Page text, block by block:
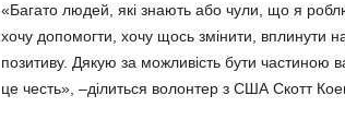
«Багато людей, які знають або чули, що я
хочу допомогти, хочу щось змінити, вплинути
позитиву. Дякую за можливість бути частиною
це честь», –ділиться волонтер з США Скотт